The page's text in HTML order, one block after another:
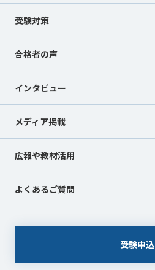
受験対策
Show submenu for 受験対策
合格者の声
インタビュー
メディア掲載
広報や教材活用
Show submenu for 広報や教材活用
よくあるご質問
受験申込